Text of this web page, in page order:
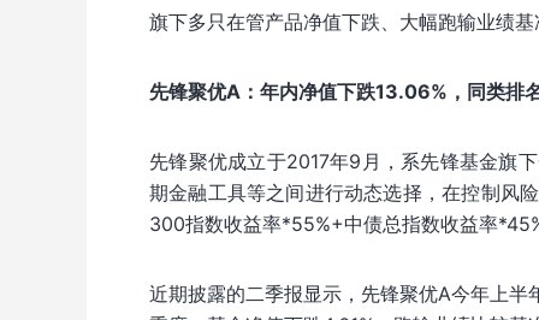
旗下多只在管产品净值下跌、大幅跑输业绩
先锋聚优A：年内净值下跌13.06%，同类排
先锋聚优成立于2017年9月，系先锋基金旗
期金融工具等之间进行动态选择，在控制风
300指数收益率*55%+中债总指数收益率
近期披露的二季报显示，先锋聚优A今年上